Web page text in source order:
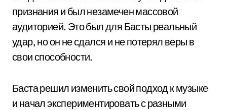
признания и был незамечен массовой
аудиторией. Это был для Басты реальный
удар, но он не сдался и не потерял веры в
свои способности.
Баста решил изменить свой подход к музыке
и начал экспериментировать с разными